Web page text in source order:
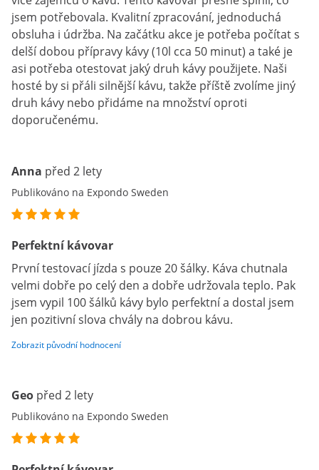
jsem potřebovala. Kvalitní zpracování, jednoduchá
obsluha i údržba. Na začátku akce je potřeba počítat s
delší dobou přípravy kávy (10l cca 50 minut) a také je
asi potřeba otestovat jaký druh kávy použijete. Naši
hosté by si přáli silnější kávu, takže příště zvolíme jiný
druh kávy nebo přidáme na množství oproti
doporučenému.
Anna před 2 lety
Publikováno na Expondo Sweden
Perfektní kávovar
První testovací jízda s pouze 20 šálky. Káva chutnala
velmi dobře po celý den a dobře udržovala teplo. Pak
jsem vypil 100 šálků kávy bylo perfektní a dostal jsem
jen pozitivní slova chvály na dobrou kávu.
Zobrazit původní hodnocení
Geo před 2 lety
Publikováno na Expondo Sweden